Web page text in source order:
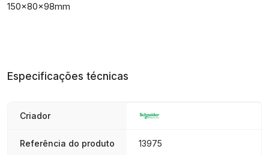
150x80x98mm
Especificações técnicas
Criador
Referência do produto 13975